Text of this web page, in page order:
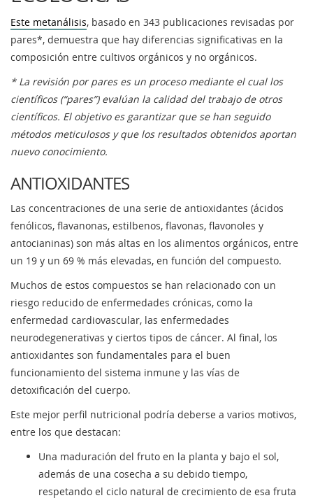
Este metanálisis, basado en 343 publicaciones revisadas por
pares*, demuestra que hay diferencias significativas en la
composición entre cultivos orgánicos y no orgánicos.
* La revisión por pares es un proceso mediante el cual los
científicos (“pares”) evalúan la calidad del trabajo de otros
científicos. El objetivo es garantizar que se han seguido
métodos meticulosos y que los resultados obtenidos aportan
nuevo conocimiento.
ANTIOXIDANTES
Las concentraciones de una serie de antioxidantes (ácidos
fenólicos, flavanonas, estilbenos, flavonas, flavonoles y
antocianinas) son más altas en los alimentos orgánicos, entre
un 19 y un 69 % más elevadas, en función del compuesto.
Muchos de estos compuestos se han relacionado con un
riesgo reducido de enfermedades crónicas, como la
enfermedad cardiovascular, las enfermedades
neurodegenerativas y ciertos tipos de cáncer. Al final, los
antioxidantes son fundamentales para el buen
funcionamiento del sistema inmune y las vías de
detoxificación del cuerpo.
Este mejor perfil nutricional podría deberse a varios motivos,
entre los que destacan:
Una maduración del fruto en la planta y bajo el sol,
además de una cosecha a su debido tiempo,
respetando el ciclo natural de crecimiento de esa fruta